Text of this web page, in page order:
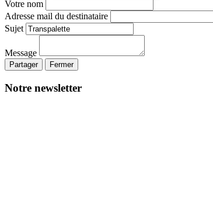
Votre nom
Adresse mail du destinataire
Sujet
Message
Partager Fermer
Notre newsletter